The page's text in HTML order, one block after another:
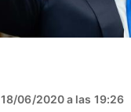
06/2020 a las 19:26